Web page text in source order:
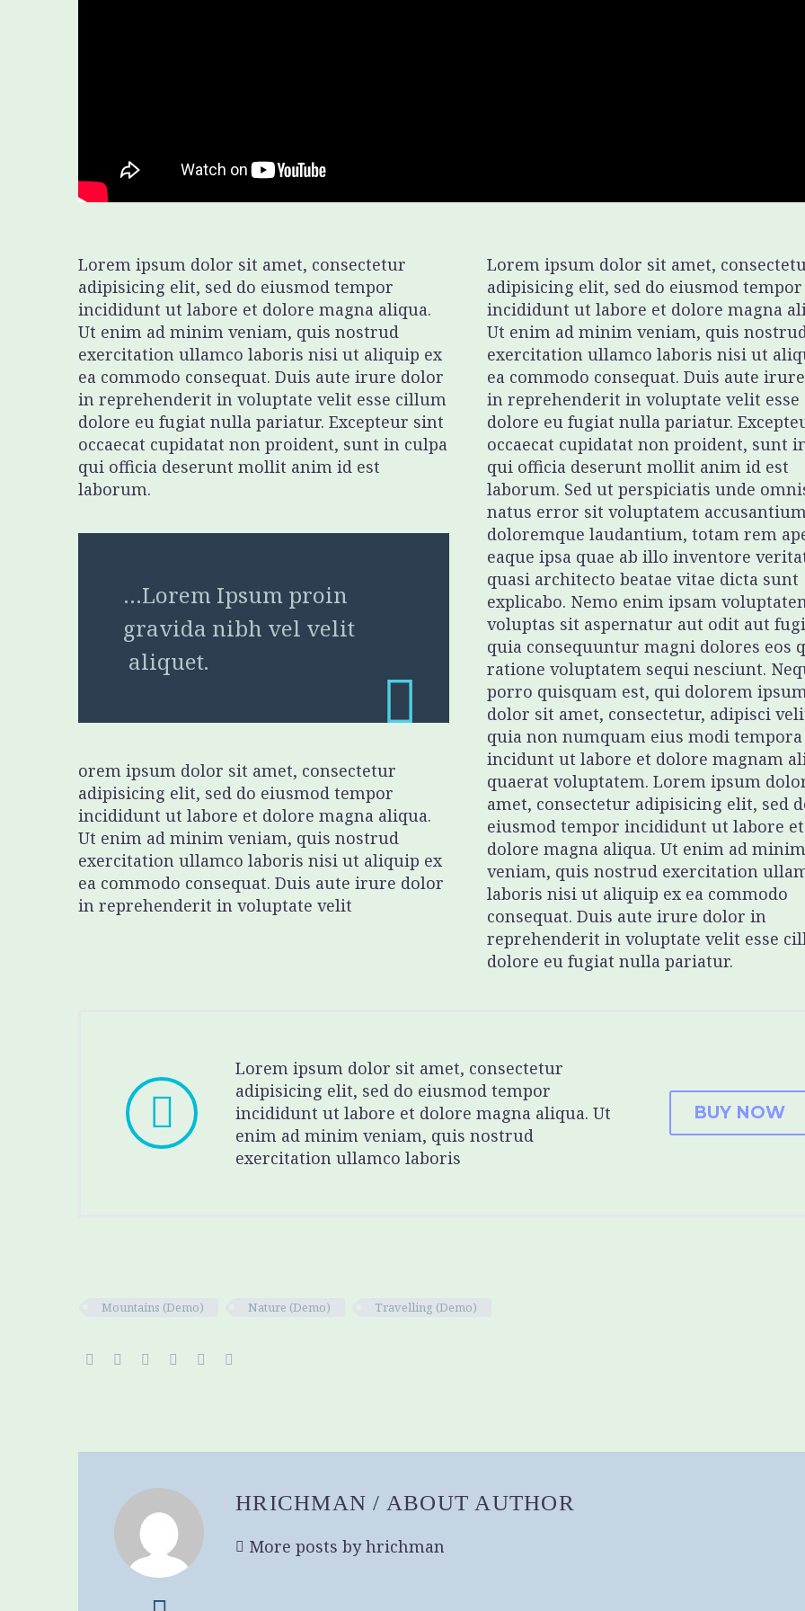
Lorem ipsum dolor sit amet, consectetur
adipisicing elit, sed do eiusmod tempor
incididunt ut labore et dolore magna aliqua.
Ut enim ad minim veniam, quis nostrud
exercitation ullamco laboris nisi ut aliquip ex
ea commodo consequat. Duis aute irure dolor
in reprehenderit in voluptate velit esse cillum
dolore eu fugiat nulla pariatur. Excepteur sint
occaecat cupidatat non proident, sunt in culpa
qui officia deserunt mollit anim id est
laborum.
…Lorem Ipsum proin
gravida nibh vel velit
aliquet.
orem ipsum dolor sit amet, consectetur
adipisicing elit, sed do eiusmod tempor
incididunt ut labore et dolore magna aliqua.
Ut enim ad minim veniam, quis nostrud
exercitation ullamco laboris nisi ut aliquip ex
ea commodo consequat. Duis aute irure dolor
in reprehenderit in voluptate velit
Lorem ipsum dolor sit amet,
adipisicing elit, sed do eiusmod tempor
incididunt ut labore et dolore magna
Ut enim ad minim veniam, quis
exercitation ullamco laboris nisi ut
ea commodo consequat. Duis aute
in reprehenderit in voluptate velit
dolore eu fugiat nulla pariatur.
occaecat cupidatat non proident, sunt
qui officia deserunt mollit anim id est
laborum. Sed ut perspiciatis unde
natus error sit voluptatem
doloremque laudantium, totam rem
eaque ipsa quae ab illo inventore
quasi architecto beatae vitae dicta sunt
explicabo. Nemo enim ipsam
voluptas sit aspernatur aut odit aut
quia consequuntur magni dolores eos
ratione voluptatem sequi nesciunt.
porro quisquam est, qui dolorem
dolor sit amet, consectetur, adipisci
quia non numquam eius modi tempora
incidunt ut labore et dolore magnam
quaerat voluptatem. Lorem ipsum
amet, consectetur adipisicing elit, sed
eiusmod tempor incididunt ut labore et
dolore magna aliqua. Ut enim ad minim
veniam, quis nostrud exercitation
laboris nisi ut aliquip ex ea commodo
consequat. Duis aute irure dolor in
reprehenderit in voluptate velit esse
dolore eu fugiat nulla pariatur.


Lorem ipsum dolor sit amet, consectetur
adipisicing elit, sed do eiusmod tempor
incididunt ut labore et dolore magna aliqua. Ut
enim ad minim veniam, quis nostrud
exercitation ullamco laboris
BUY NOW
Mountains (Demo) Nature (Demo) Travelling (Demo)
HRICHMAN/ ABOUT AUTHOR
More posts by hrichman